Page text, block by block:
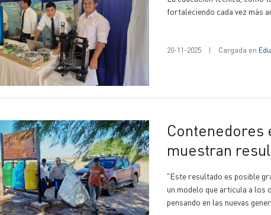
fortaleciendo cada vez más
20-11-2025 | Cargada en
Contenedores ecológicos instalados en el Bañado La Estrella ya
muestran
"Este resultado es posible
un modelo que articula a los
pensando en las nuevas